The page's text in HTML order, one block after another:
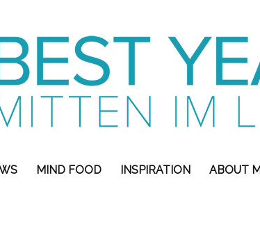
MIND FOOD INSPIRATION ABOUT